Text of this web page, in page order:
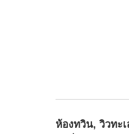
ห้องทวิน, วิวทะ